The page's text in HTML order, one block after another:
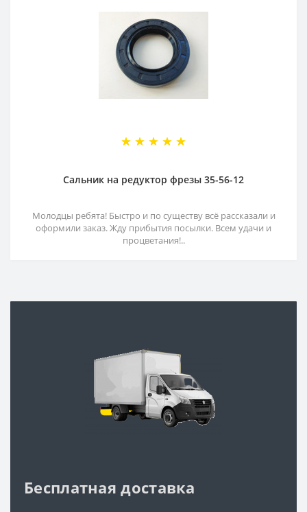
Сальник на редуктор фрезы 35-56-12
Молодцы ребята! Быстро и по существу всё рассказали и
оформили заказ. Жду прибытия посылки. Всем удачи и
процветания!..
Бесплатная доставка